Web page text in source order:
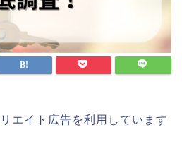
エイト広告を利用しています